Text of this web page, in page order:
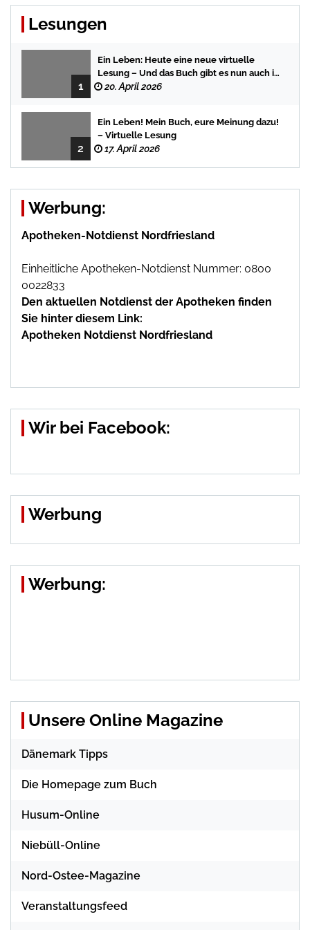
Lesungen
1
Ein Leben: Heute eine neue virtuelle
Lesung – Und das Buch gibt es nun auch in
der Bredstedter Stadtbuchhandlung
20. April 2026
2
Ein Leben! Mein Buch, eure Meinung dazu!
– Virtuelle Lesung
17. April 2026
Werbung:
Apotheken-Notdienst Nordfriesland
Einheitliche Apotheken-Notdienst Nummer: 0800
0022833
Den aktuellen Notdienst der Apotheken finden
Sie hinter diesem Link:
Apotheken Notdienst Nordfriesland
Wir bei Facebook:
Werbung
Werbung:
Unsere Online Magazine
Dänemark Tipps
Die Homepage zum Buch
Husum-Online
Niebüll-Online
Nord-Ostee-Magazine
Veranstaltungsfeed